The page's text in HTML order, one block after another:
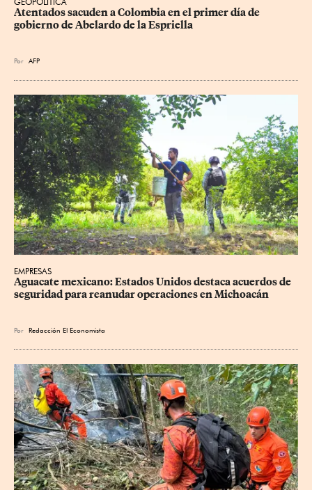
Atentados sacuden a Colombia en el primer día de
gobierno de Abelardo de la Espriella
Por AFP
EMPRESAS
Aguacate mexicano: Estados Unidos destaca acuerdos de
seguridad para reanudar operaciones en Michoacán
Por Redacción El Economista